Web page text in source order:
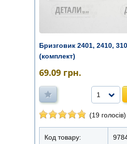
Бризговик 2401, 2410,
(комплект)
69.09 грн.
1
(19 голосів)
Код товару: